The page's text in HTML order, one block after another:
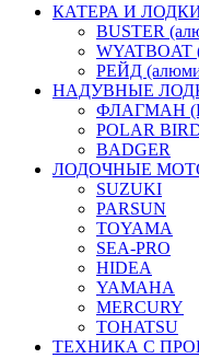
КАТЕРА И
BUSTER
WYATBOAT
РЕЙД
НАДУВНЫЕ
ФЛАГМАН
POLAR
BADGER
ЛОДОЧНЫЕ
SUZUKI
PARSUN
TOYAMA
SEA-PRO
HIDEA
YAMAHA
MERCURY
TOHATSU
ТЕХНИКА С